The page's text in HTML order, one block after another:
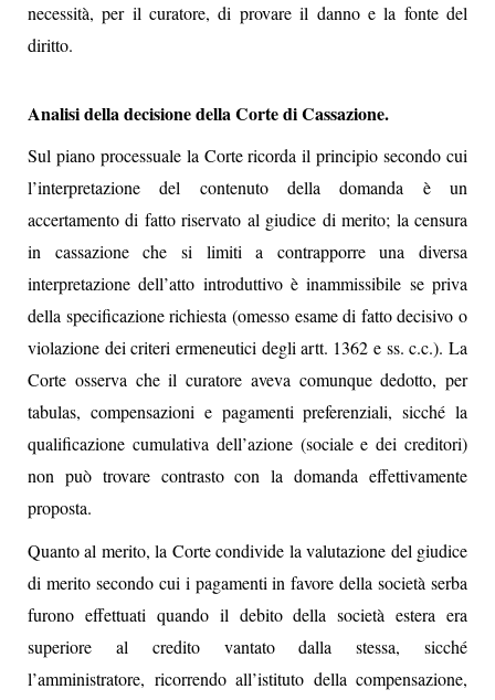
necessità, per il curatore, di provare il danno e la fonte del
diritto.
Analisi della decisione della Corte di Cassazione.
Sul piano processuale la Corte ricorda il principio secondo cui
l’interpretazione del contenuto della domanda è un
accertamento di fatto riservato al giudice di merito; la censura
in cassazione che si limiti a contrapporre una diversa
interpretazione dell’atto introduttivo è inammissibile se priva
della specificazione richiesta (omesso esame di fatto decisivo o
violazione dei criteri ermeneutici degli artt. 1362 e ss. c.c.). La
Corte osserva che il curatore aveva comunque dedotto, per
tabulas, compensazioni e pagamenti preferenziali, sicché la
qualificazione cumulativa dell’azione (sociale e dei creditori)
non può trovare contrasto con la domanda effettivamente
proposta.
Quanto al merito, la Corte condivide la valutazione del giudice
di merito secondo cui i pagamenti in favore della società serba
furono effettuati quando il debito della società estera era
superiore al credito vantato dalla stessa, sicché
l’amministratore, ricorrendo all’istituto della compensazione,